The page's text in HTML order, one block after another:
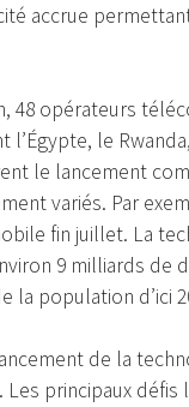
accrue
48 opérateurs
le
le lancement
variés. Par
fin juillet. La
9 milliards
la population d’ici
de la
principaux défis